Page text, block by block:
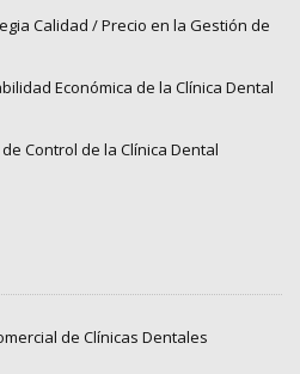
Calidad / Precio en la Gestión de
Económica de la Clínica Dental
Control de la Clínica Dental
de Clínicas Dentales